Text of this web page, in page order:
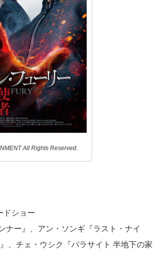
All Rights Reserved.
ドショー
ナー』、アン・ソンギ『ラスト・ナイ
、チェ・ウシク『パラサイト 半地下の家